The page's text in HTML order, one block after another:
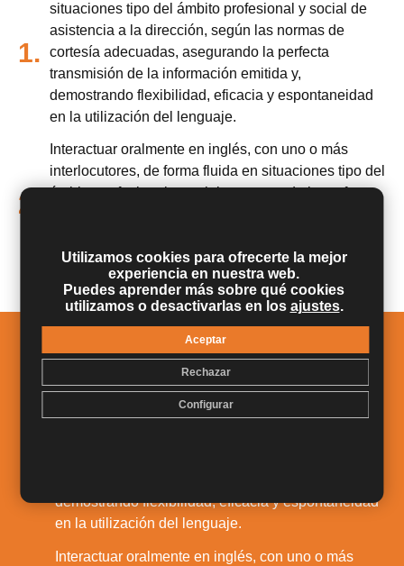
1.
situaciones tipo del ámbito profesional y social de
asistencia a la dirección, según las normas de
cortesía adecuadas, asegurando la perfecta
transmisión de la información emitida y,
demostrando flexibilidad, eficacia y espontaneidad
en la utilización del lenguaje.
2.
Interactuar oralmente en inglés, con uno o más
interlocutores, de forma fluida en situaciones tipo del
ámbito profesional y social, asegurando la perfecta
utilización del lenguaje.
Salidas Profesionales
Expresarse oralmente en inglés con fluidez en
situaciones tipo del ámbito profesional y social de
demostrando flexibilidad, eficacia y espontaneidad
en la utilización del lenguaje.
Interactuar oralmente en inglés, con uno o más
Utilizamos cookies para ofrecerte la mejor
experiencia en nuestra web.
Puedes aprender más sobre qué cookies
utilizamos o desactivarlas en losajustes.
Aceptar
Rechazar
Configurar